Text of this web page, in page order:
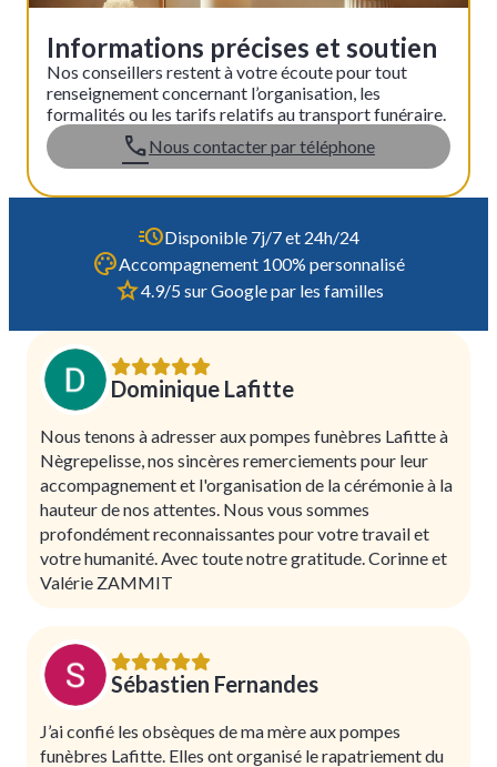
Informations précises et soutien
Nos conseillers restent à votre écoute pour tout
renseignement concernant l’organisation, les
formalités ou les tarifs relatifs au transport funéraire.
Nous contacter par téléphone
Disponible 7j/7 et 24h/24
Accompagnement 100% personnalisé
4.9/5 sur Google par les familles
Dominique Lafitte
Nous tenons à adresser aux pompes funèbres Lafitte à
Nègrepelisse, nos sincères remerciements pour leur
accompagnement et l'organisation de la cérémonie à la
hauteur de nos attentes. Nous vous sommes
profondément reconnaissantes pour votre travail et
votre humanité. Avec toute notre gratitude. Corinne et
Valérie ZAMMIT
Sébastien Fernandes
J’ai confié les obsèques de ma mère aux pompes
funèbres Lafitte. Elles ont organisé le rapatriement du